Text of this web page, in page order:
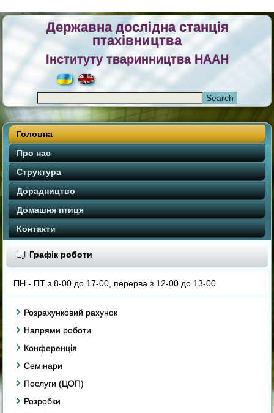
Державна дослідна станція
птахівництва
Інституту тваринництва НААН
Головна
Про нас
Структура
Дорадництво
Домашня птиця
Контакти
Графік роботи
ПН - ПТ з 8-00 до 17-00, перерва з 12-00 до 13-00
Розрахунковий рахунок
Напрями роботи
Конференція
Семінари
Послуги (ЦОП)
Розробки